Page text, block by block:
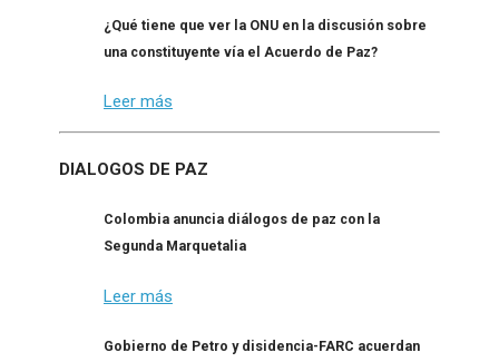
¿Qué tiene que ver la ONU en la discusión sobre
una constituyente vía el Acuerdo de Paz?
Leer más
DIALOGOS DE PAZ
Colombia anuncia diálogos de paz con la
Segunda Marquetalia
Leer más
Gobierno de Petro y disidencia-FARC acuerdan